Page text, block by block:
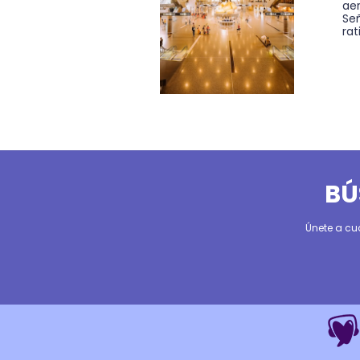
Únete a